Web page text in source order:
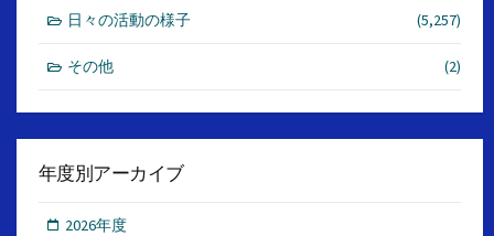
日々の活動の様子 (5,257)
その他 (2)
年度別アーカイブ
2026年度